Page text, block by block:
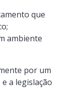
que
ambiente
por um
a legislação